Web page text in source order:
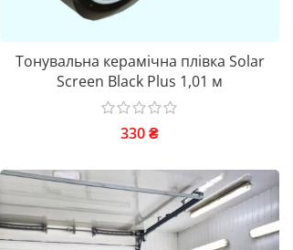
Тонувальна керамічна плівка Solar
Screen Black Plus 1,01 м
330₴